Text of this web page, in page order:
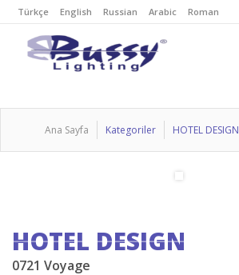
Türkçe English Russian Arabic Roman
Ana Sayfa Kategoriler HOTEL DESIGN
HOTEL DESIGN
0721 Voyage